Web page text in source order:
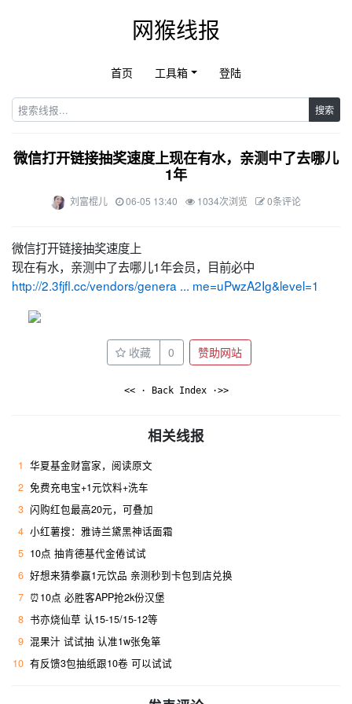
网猴线报
首页 工具箱 登陆
搜索
微信打开链接抽奖速度上现在有水，亲测中了去哪儿
1年
刘富棍儿 06-05 13:40 1034次浏览 0条评论
微信打开链接抽奖速度上
现在有水，亲测中了去哪儿1年会员，目前必中
http://2.3fjfl.cc/vendors/genera ... me=uPwzA2Ig&level=1
收藏 0 赞助网站
<< · Back Index ·>>
相关线报
1 华夏基金财富家，阅读原文
2 免费充电宝+1元饮料+洗车
3 闪购红包最高20元，可叠加
4 小红薯搜：雅诗兰黛黑神话面霜 ​
5 10点 抽肯德基代金倦试试
6 好想来猜拳赢1元饮品 亲测秒到卡包到店兑换
7 ⏰10点 必胜客APP抢2k份汉堡
8 书亦烧仙草 认15-15/15-12等
9 混果汁 试试抽 认准1w张兔箪
10 有反馈3包抽纸跟10卷 可以试试